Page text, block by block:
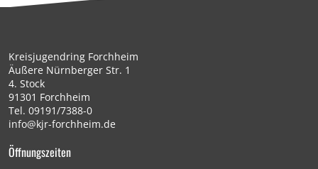
Kreisjugendring Forchheim
Äußere Nürnberger Str. 1
4. Stock
91301 Forchheim
Tel. 09191/7388-0
info@kjr-forchheim.de
Öffnungszeiten